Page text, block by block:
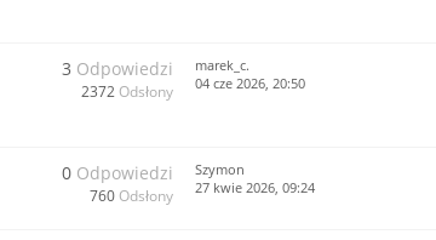
3 Odpowiedzi
2372 Odsłony
marek_c.
04 cze 2026, 20:50
0 Odpowiedzi
760 Odsłony
Szymon
27 kwie 2026, 09:24